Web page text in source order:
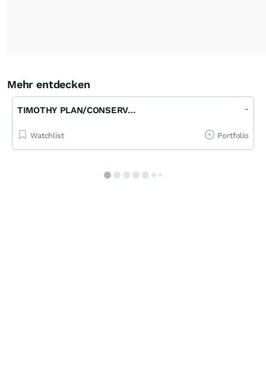
Mehr entdecken
TIMOTHY PLAN/CONSERVATIVE GR FD -
Watchlist Portfolio